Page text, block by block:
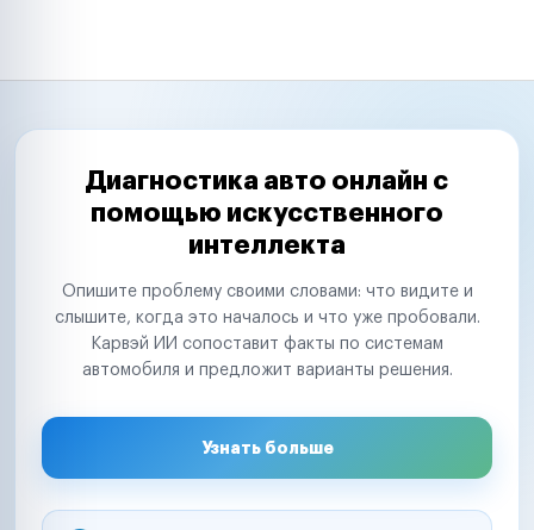
Диагностика авто онлайн с
помощью искусственного
интеллекта
Опишите проблему своими словами: что видите и
слышите, когда это началось и что уже пробовали.
Карвэй ИИ сопоставит факты по системам
автомобиля и предложит варианты решения.
Узнать больше